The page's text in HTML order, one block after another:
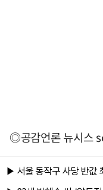
◎공감언론 뉴시스